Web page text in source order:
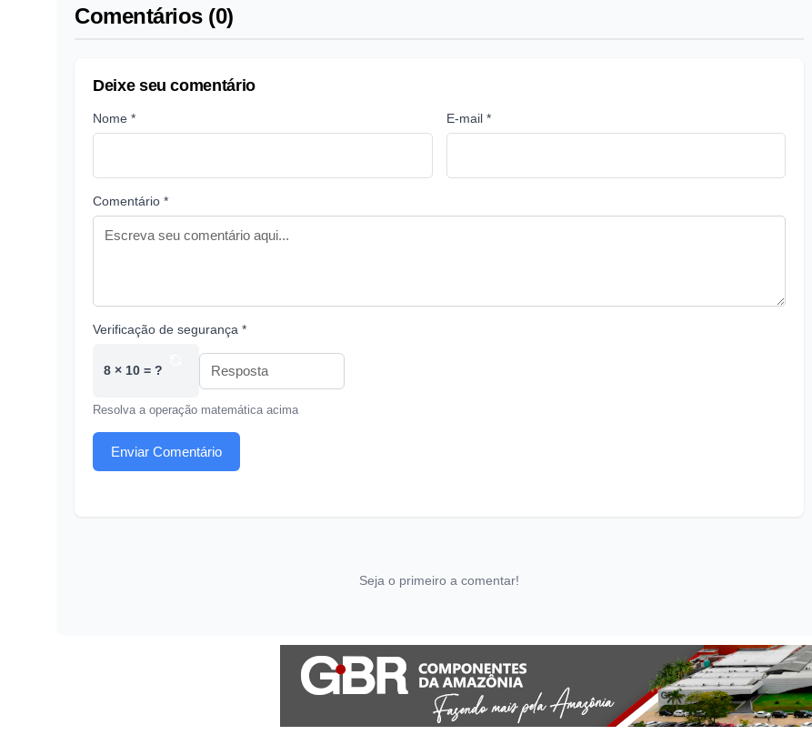
Comentários (0)
Deixe seu comentário
Nome * E-mail *
Comentário *
Verificação de segurança *
8 × 10 = ?
Resolva a operação matemática acima
Enviar Comentário
Seja o primeiro a comentar!